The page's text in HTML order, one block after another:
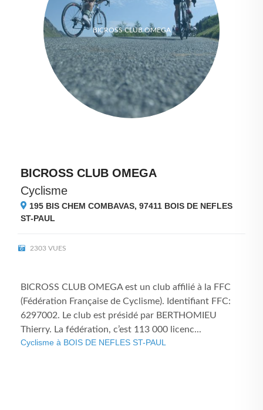
BICROSS CLUB OMEGA
BICROSS CLUB OMEGA
Cyclisme
195 BIS CHEM COMBAVAS, 97411 BOIS DE NEFLES
ST-PAUL
2303 VUES
BICROSS CLUB OMEGA est un club affilié à la FFC
(Fédération Française de Cyclisme). Identifiant FFC:
6297002. Le club est présidé par BERTHOMIEU
Thierry. La fédération, c’est 113 000 licenc...
Cyclisme à BOIS DE NEFLES ST-PAUL